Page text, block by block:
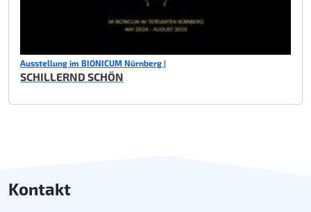
Ausstellung im BIONICUM Nürnberg |
SCHILLERND SCHÖN
Kontakt